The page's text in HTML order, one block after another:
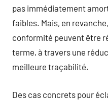
pas immédiatement
faibles. Mais, en
conformité peuvent être
terme, à travers une
meilleure traçabilité.
Des cas concrets pour